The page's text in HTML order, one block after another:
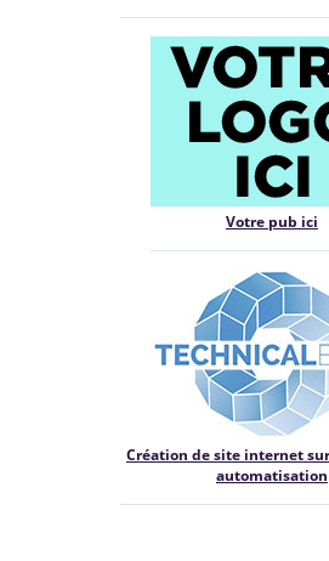
Votre pub ici
Création de site internet
automatisation